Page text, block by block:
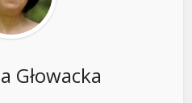
Głowacka